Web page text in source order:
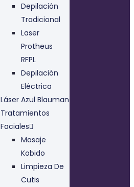
Depilación
Tradicional
Laser
Protheus
RFPL
Depilación
Eléctrica
Láser Azul Blauman
Tratamientos
Faciales
Masaje
Kobido
Limpieza De
Cutis